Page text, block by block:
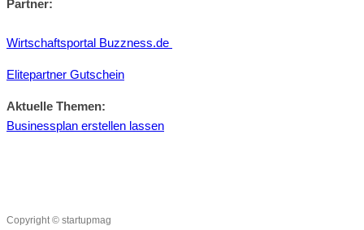
Partner:
Wirtschaftsportal Buzzness.de
Elitepartner Gutschein
Aktuelle Themen:
Businessplan erstellen lassen
Copyright © startupmag